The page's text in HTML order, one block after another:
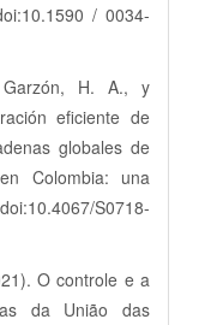
/ 0034-
Garzón, H. A., y
eficiente de
globales de
Colombia: una
S0718-
O controle e a
da União das